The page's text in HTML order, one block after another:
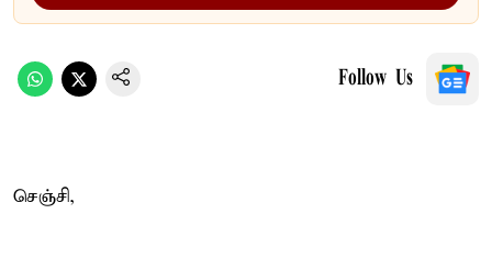
Follow Us
செஞ்சி,